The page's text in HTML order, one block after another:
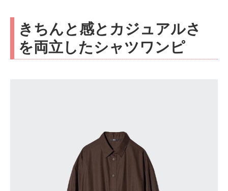
きちんと感とカジュアルさ
を両立したシャツワンピ